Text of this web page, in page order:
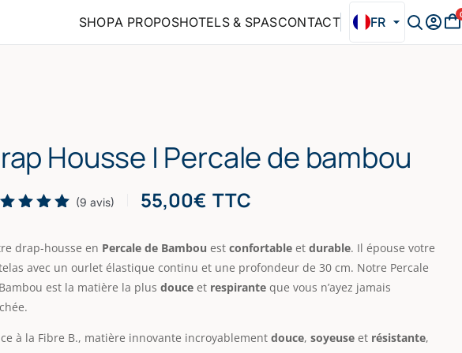
SHOPA PROPOSHOTELS & SPASCONTACT FR
Housse | Percale de bambou
(9 avis) 55,00€ TTC
drap-housse en Percale de Bambou est confortable et durable. Il épouse votre
avec un ourlet élastique continu et une profondeur de 30 cm. Notre Percale
est la matière la plus douce et respirante que vous n’ayez jamais
à la Fibre B., matière innovante incroyablement douce, soyeuse et résistante,